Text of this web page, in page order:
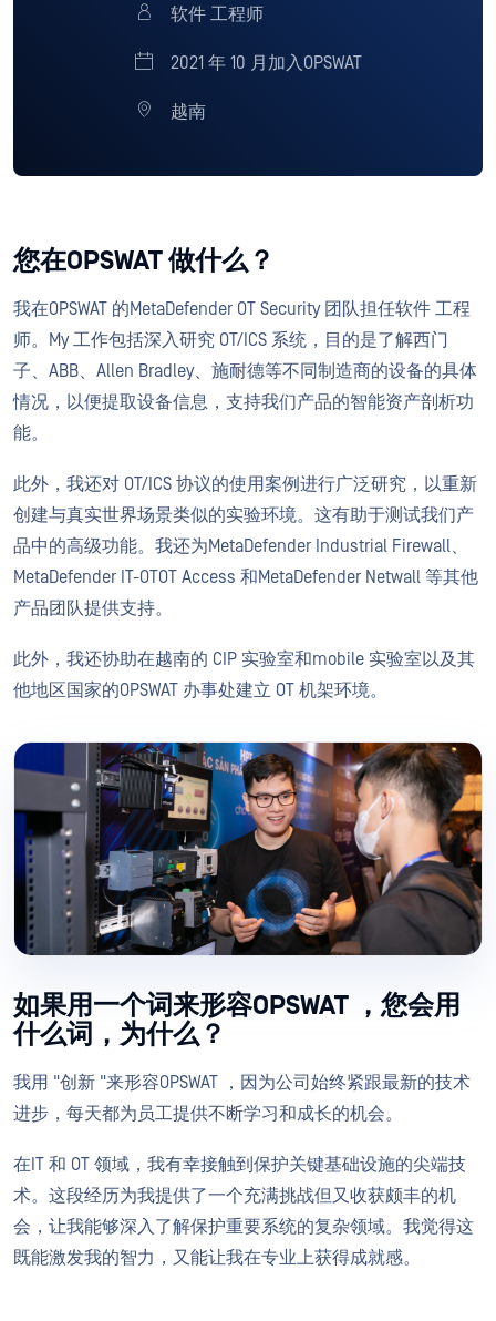
软件 工程师
2021 年 10 月加入OPSWAT
越南
您在OPSWAT 做什么？
我在OPSWAT 的MetaDefender OT Security 团队担任软件 工程
师。My 工作包括深入研究 OT/ICS 系统，目的是了解西门
子、ABB、Allen Bradley、施耐德等不同制造商的设备的具体
情况，以便提取设备信息，支持我们产品的智能资产剖析功
能。
此外，我还对 OT/ICS 协议的使用案例进行广泛研究，以重新
创建与真实世界场景类似的实验环境。这有助于测试我们产
品中的高级功能。我还为MetaDefender Industrial Firewall、
MetaDefender IT-OTOT Access 和MetaDefender Netwall 等其他
产品团队提供支持。
此外，我还协助在越南的 CIP 实验室和mobile 实验室以及其
他地区国家的OPSWAT 办事处建立 OT 机架环境。
如果用一个词来形容OPSWAT ，您会用
什么词，为什么？
我用 "创新 "来形容OPSWAT ，因为公司始终紧跟最新的技术
进步，每天都为员工提供不断学习和成长的机会。
在IT 和 OT 领域，我有幸接触到保护关键基础设施的尖端技
术。这段经历为我提供了一个充满挑战但又收获颇丰的机
会，让我能够深入了解保护重要系统的复杂领域。我觉得这
既能激发我的智力，又能让我在专业上获得成就感。